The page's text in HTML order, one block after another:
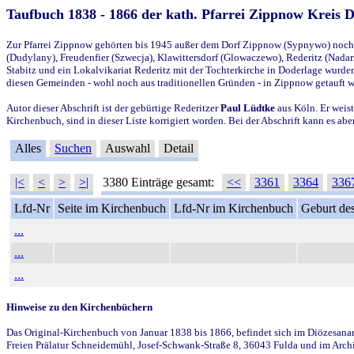
Taufbuch 1838 - 1866 der kath. Pfarrei Zippnow Kreis
Zur Pfarrei Zippnow gehörten bis 1945 außer dem Dorf Zippnow (Sypnywo)
(Dudylany), Freudenfier (Szwecja), Klawittersdorf (Glowaczewo), Rederitz
Stabitz und ein Lokalvikariat Rederitz mit der Tochterkirche in Doderlage
diesen Gemeinden - wohl noch aus traditionellen Gründen - in Zippnow getauft
Autor dieser Abschrift ist der gebürtige RederitzerPaul Lüdtke aus Köln. Er
Kirchenbuch, sind in dieser Liste korrigiert worden. Bei der Abschrift kann es
Alles Suchen Auswahl Detail
|< < > >| 3380 Einträge gesamt: << 3361 3364
Lfd-Nr
Seite im Kirchenbuch Lfd-Nr im Kirchenbuch
Geburt
...
...
...
Hinweise zu den Kirchenbüchern
Das Original-Kirchenbuch von Januar 1838 bis 1866, befindet sich im
Freien Prälatur Schneidemühl, Josef-Schwank-Straße 8, 36043 Fulda und im